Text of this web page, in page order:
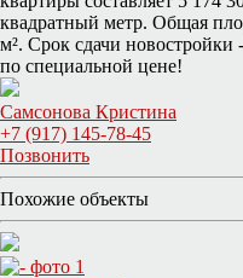
квадратный метр. Общая
м². Срок сдачи новостройки
по специальной цене!
Самсонова Кристина
+7 (917) 145-78-45
Позвонить
Похожие объекты